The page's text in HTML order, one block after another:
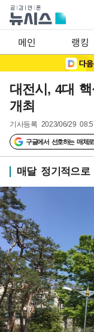
메인 랭킹
대전시, 4대
개최
기사등록 2023/06/29
구글에서 선호하는 매체
매달 정기적으